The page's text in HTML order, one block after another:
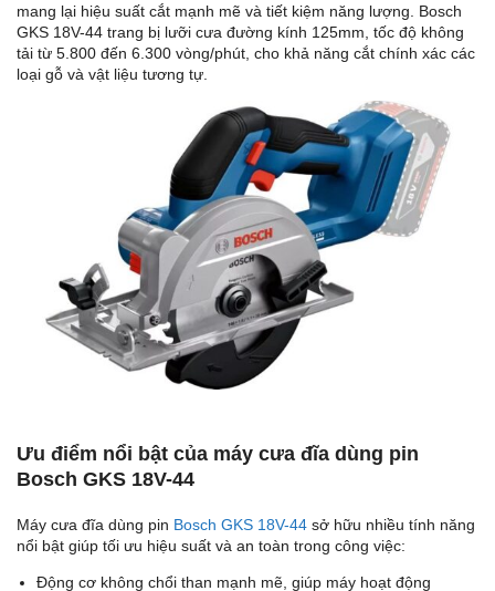
mang lại hiệu suất cắt mạnh mẽ và tiết kiệm năng lượng. Bosch
GKS 18V-44 trang bị lưỡi cưa đường kính 125mm, tốc độ không
tải từ 5.800 đến 6.300 vòng/phút, cho khả năng cắt chính xác các
loại gỗ và vật liệu tương tự.
Ưu điểm nổi bật của máy cưa đĩa dùng pin
Bosch GKS 18V-44
Máy cưa đĩa dùng pin Bosch GKS 18V-44 sở hữu nhiều tính năng
nổi bật giúp tối ưu hiệu suất và an toàn trong công việc:
Động cơ không chổi than mạnh mẽ, giúp máy hoạt động